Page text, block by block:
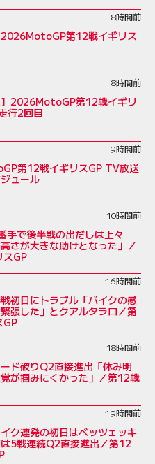
8時間前
2026MotoGP第12戦イギリス
8時間前
】2026MotoGP第12戦イギリ
行2回目
9時間前
第12戦イギリスGP TV放送
ュール
10時間前
手で後半戦の出だしは上々
高さが大きな助けとなった」／
スGP
16時間前
初日にトラブル「バイクの感
張した」とクアルタラロ／第
GP
18時間前
ド破りQ2直接進出「休み明
が掴みにくかった」／第12戦
19時間前
ク連発の初日はベッツェッキ
5戦連続Q2直接進出／第12